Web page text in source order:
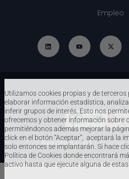
Empleo
Aviso legal|Política de
2026Avirato S.L. © |Todos los
Utilizamos cookies propias y de
elaborar información estadística,
inferir grupos de interés. Esto nos
ofrecemos y obtener información sobre
permitiéndonos además mejorar la
click en el botón “Aceptar”, aceptará la
solo entonces se implantarán. Si hace
Política de Cookies donde encontrará
activo hasta que ejecute alguna de